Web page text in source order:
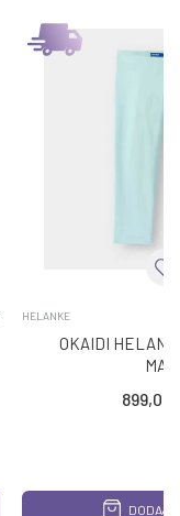
HELANKE
OKAIDI
899,00
DODAJ